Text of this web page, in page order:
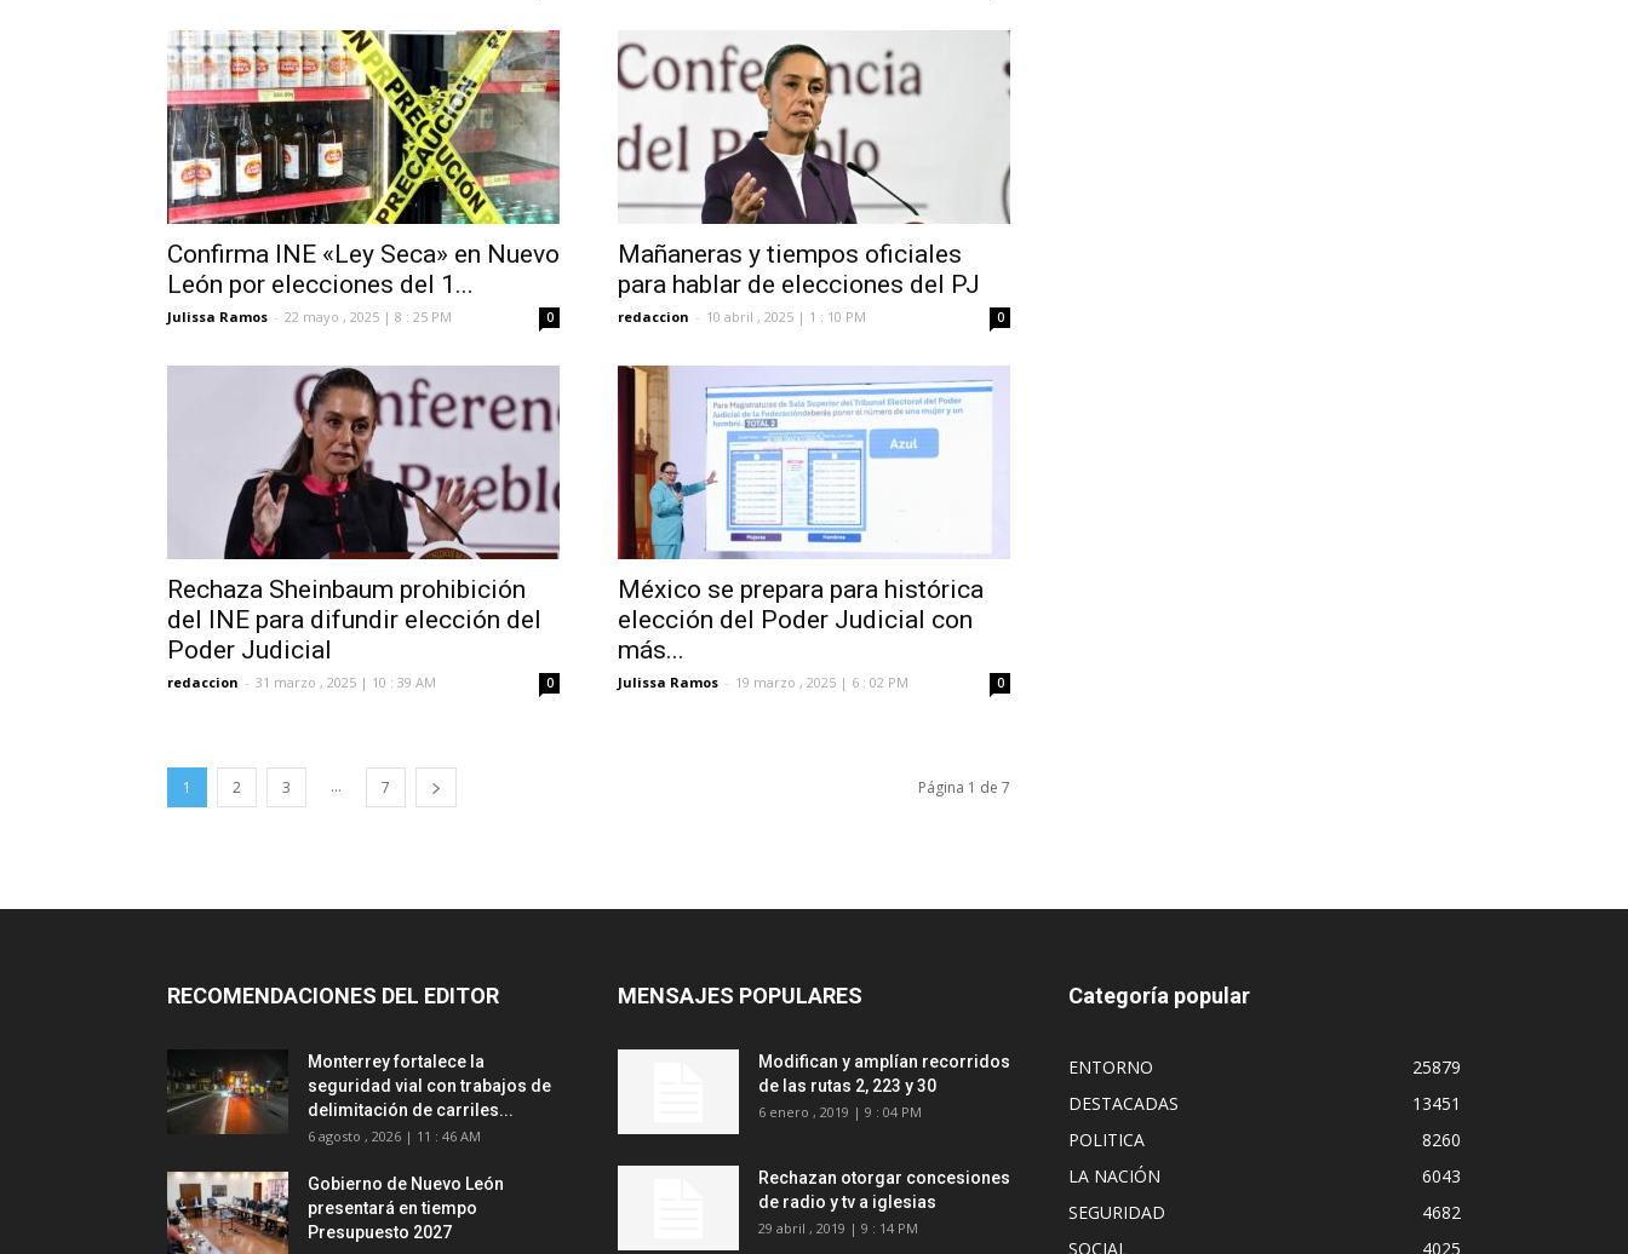
Confirma INE «Ley Seca» en Nuevo
León por elecciones del 1...
Julissa Ramos - 22 mayo , 2025 | 8 : 25 PM 0
Mañaneras y tiempos oficiales
para hablar de elecciones del PJ
redaccion - 10 abril , 2025 | 1 : 10 PM 0
Rechaza Sheinbaum prohibición
del INE para difundir elección del
Poder Judicial
redaccion - 31 marzo , 2025 | 10 : 39 AM 0
México se prepara para histórica
elección del Poder Judicial con
más...
Julissa Ramos - 19 marzo , 2025 | 6 : 02 PM 0
1 2 3 ... 7 Página 1 de 7
RECOMENDACIONES DEL EDITOR
Monterrey fortalece la
seguridad vial con trabajos de
delimitación de carriles...
6 agosto , 2026 | 11 : 46 AM
Gobierno de Nuevo León
presentará en tiempo
Presupuesto 2027
MENSAJES POPULARES
Modifican y amplían recorridos
de las rutas 2, 223 y 30
6 enero , 2019 | 9 : 04 PM
Rechazan otorgar concesiones
de radio y tv a iglesias
29 abril , 2019 | 9 : 14 PM
Categoría popular
ENTORNO
25879
DESTACADAS
13451
POLITICA
8260
LA NACIÓN
6043
SEGURIDAD
4682
SOCIAL
4025